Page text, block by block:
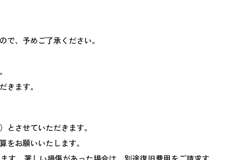
で、予めご了承ください。
きます。
とさせていただきます。
をお願いいたします。